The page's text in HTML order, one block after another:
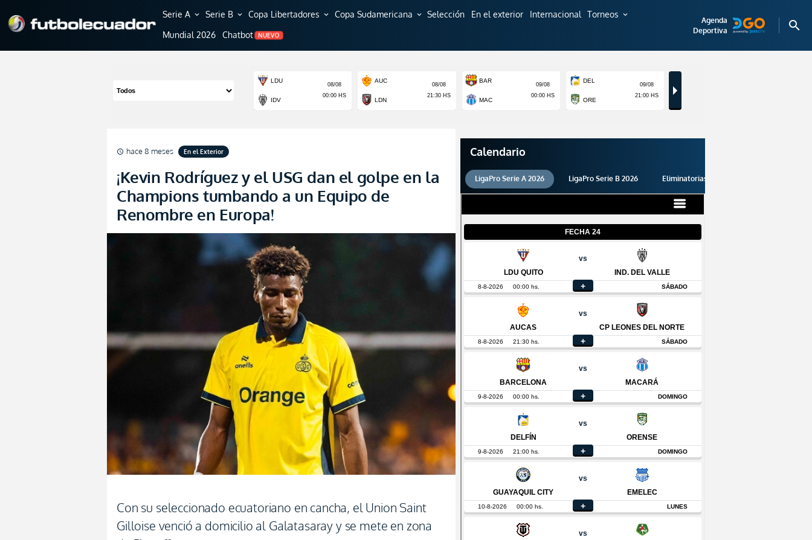
Serie A expand_more Serie B expand_more Copa Libertadores expand_more Copa Sudamericana expand_more Selección En el exterior Internacional Torneos expand_more
Mundial 2026 Chatbot NUEVO
Agenda
Deportiva
search
schedule hace 8 meses En el Exterior
¡Kevin Rodríguez y el USG dan el golpe en la
Champions tumbando a un Equipo de
Renombre en Europa!
Con su seleccionado ecuatoriano en cancha, el Union Saint
Gilloise venció a domicilio al Galatasaray y se mete en zona
Calendario
LigaPro Serie A 2026 LigaPro Serie B 2026 Eliminatorias 2026